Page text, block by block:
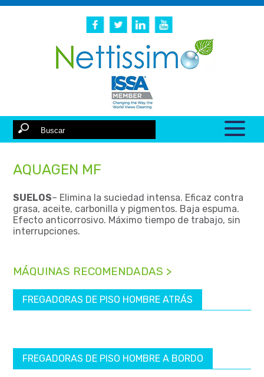
AQUAGEN MF
SUELOS– Elimina la suciedad intensa. Eficaz contra
grasa, aceite, carbonilla y pigmentos. Baja espuma.
Efecto anticorrosivo. Máximo tiempo de trabajo, sin
interrupciones.
MÁQUINAS RECOMENDADAS >
FREGADORAS DE PISO HOMBRE ATRÁS
FREGADORAS DE PISO HOMBRE A BORDO